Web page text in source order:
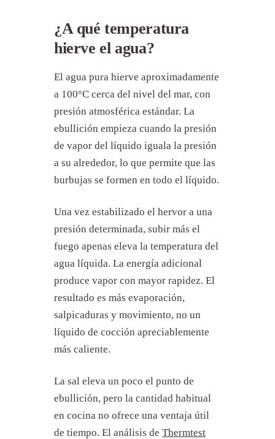
¿A qué temperatura
hierve el agua?
El agua pura hierve aproximadamente
a 100°C cerca del nivel del mar, con
presión atmosférica estándar. La
ebullición empieza cuando la presión
de vapor del líquido iguala la presión
a su alrededor, lo que permite que las
burbujas se formen en todo el líquido.
Una vez estabilizado el hervor a una
presión determinada, subir más el
fuego apenas eleva la temperatura del
agua líquida. La energía adicional
produce vapor con mayor rapidez. El
resultado es más evaporación,
salpicaduras y movimiento, no un
líquido de cocción apreciablemente
más caliente.
La sal eleva un poco el punto de
ebullición, pero la cantidad habitual
en cocina no ofrece una ventaja útil
de tiempo. El análisis de Thermtest